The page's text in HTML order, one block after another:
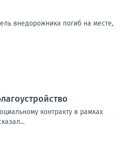
внедорожника погиб на месте,
контракту в рамках